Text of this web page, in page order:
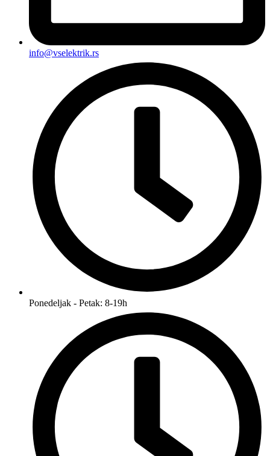
info@vselektrik.rs
Ponedeljak - Petak: 8-19h